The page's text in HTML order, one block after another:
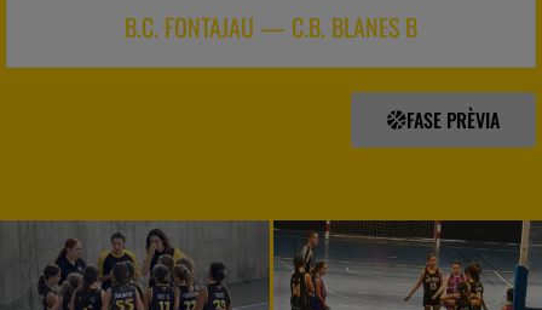
B.C. FONTAJAU — C.B. BLANES B
FASE PRÈVIA